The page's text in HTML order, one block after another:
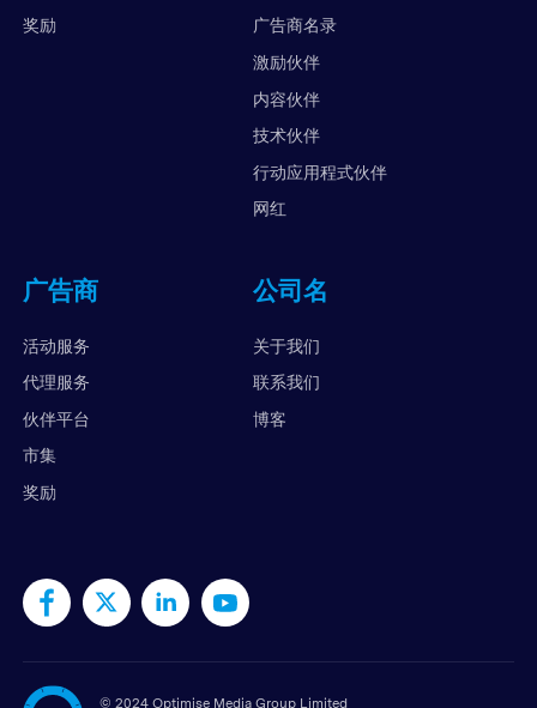
奖励
广告商名录
激励伙伴
内容伙伴
技术伙伴
行动应用程式伙伴
网红
广告商
活动服务
代理服务
伙伴平台
市集
奖励
公司名
关于我们
联系我们
博客
© 2024 Optimise Media Group Limited